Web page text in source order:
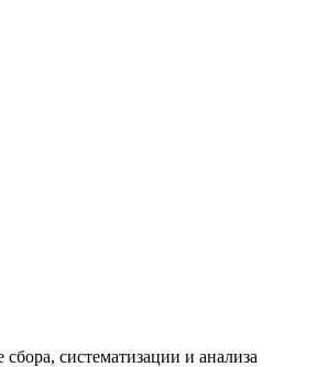
систематизации и анализа